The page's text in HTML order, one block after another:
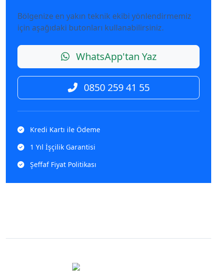
Bölgenize en yakın teknik ekibi yönlendirmemiz
için aşağıdaki butonları kullanabilirsiniz.
WhatsApp'tan Yaz
0850 259 41 55
Kredi Kartı ile Ödeme
1 Yıl İşçilik Garantisi
Şeffaf Fiyat Politikası